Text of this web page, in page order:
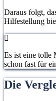
Daraus folgt,
Hilfestellung
Es ist eine tolle
schon fast für
Die